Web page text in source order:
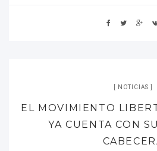
NOTICIAS
EL MOVIMIENTO
YA CUENTA CON